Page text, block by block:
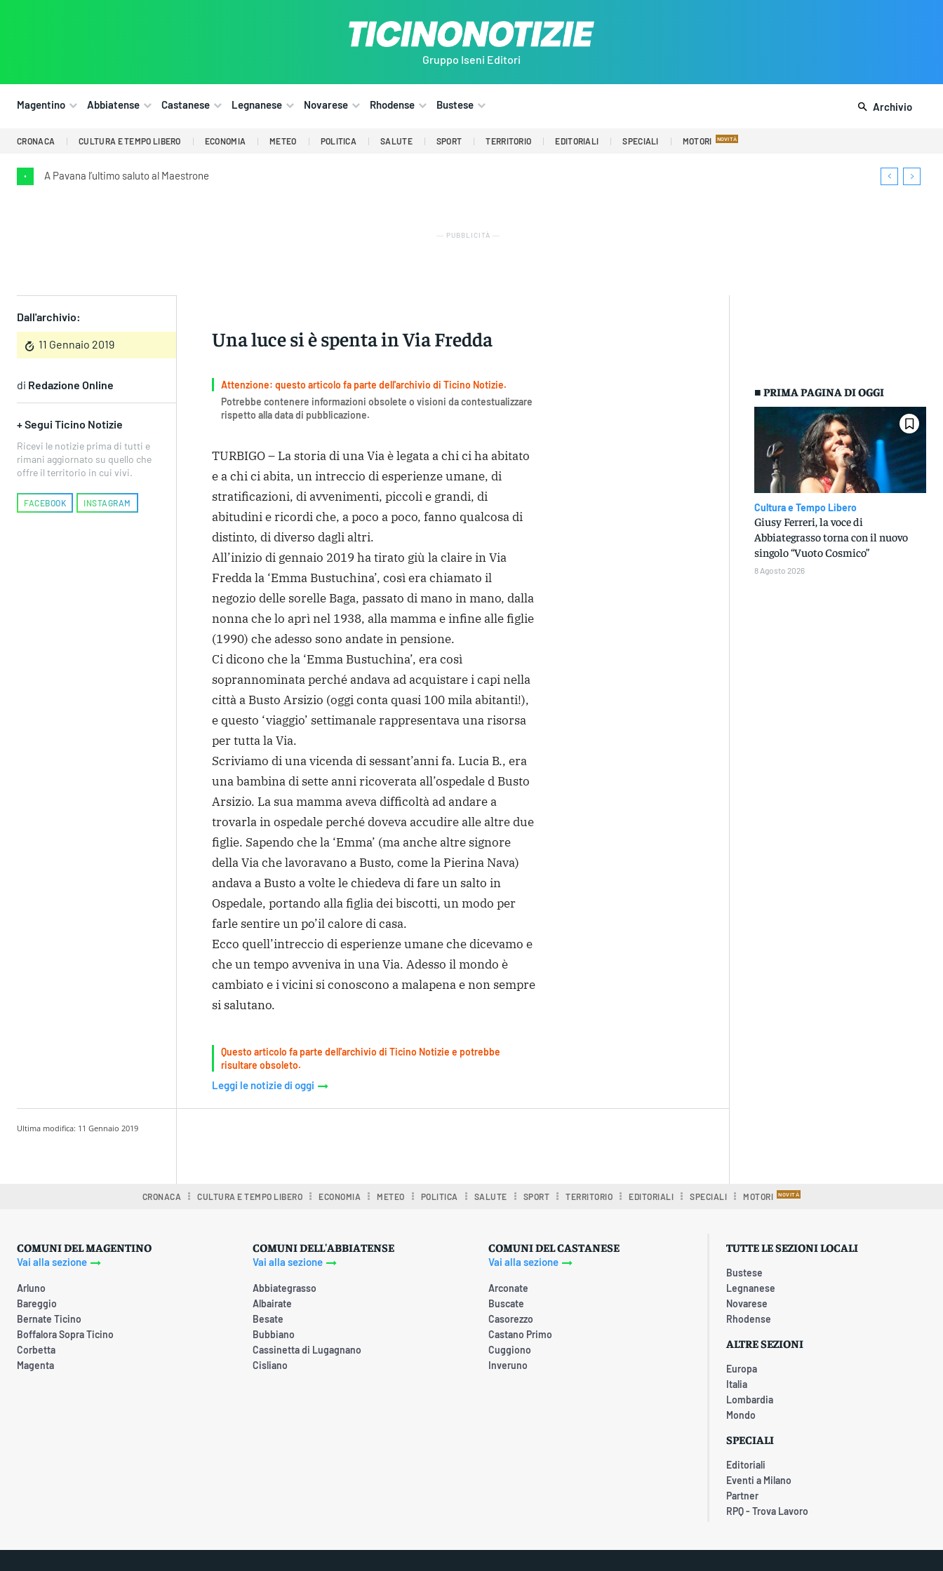
Gruppo Iseni Editori
Magentino Abbiatense Castanese Legnanese Novarese Rhodense Bustese Archivio
CRONACA CULTURA E TEMPO LIBERO ECONOMIA METEO POLITICA SALUTE SPORT TERRITORIO EDITORIALI SPECIALI MOTORI
• A Pavana l’ultimo saluto al Maestrone
― PUBBLICITÀ ―
Dall'archivio:
11 Gennaio 2019 Una luce si è spenta in Via Fredda
di Redazione Online
+ Segui Ticino Notizie
Ricevi le notizie prima di tutti e
rimani aggiornato su quello che
offre il territorio in cui vivi.
FACEBOOK INSTAGRAM
Attenzione: questo articolo fa parte dell'archivio di Ticino Notizie.
Potrebbe contenere informazioni obsolete o visioni da contestualizzare
rispetto alla data di pubblicazione.
TURBIGO – La storia di una Via è legata a chi ci ha abitato
e a chi ci abita, un intreccio di esperienze umane, di
stratificazioni, di avvenimenti, piccoli e grandi, di
abitudini e ricordi che, a poco a poco, fanno qualcosa di
distinto, di diverso dagli altri.
All’inizio di gennaio 2019 ha tirato giù la claire in Via
Fredda la ‘Emma Bustuchina’, così era chiamato il
negozio delle sorelle Baga, passato di mano in mano, dalla
nonna che lo aprì nel 1938, alla mamma e infine alle figlie
(1990) che adesso sono andate in pensione.
Ci dicono che la ‘Emma Bustuchina’, era così
soprannominata perché andava ad acquistare i capi nella
città a Busto Arsizio (oggi conta quasi 100 mila abitanti!),
e questo ‘viaggio’ settimanale rappresentava una risorsa
per tutta la Via.
Scriviamo di una vicenda di sessant’anni fa. Lucia B., era
una bambina di sette anni ricoverata all’ospedale d Busto
Arsizio. La sua mamma aveva difficoltà ad andare a
trovarla in ospedale perché doveva accudire alle altre due
figlie. Sapendo che la ‘Emma’ (ma anche altre signore
della Via che lavoravano a Busto, come la Pierina Nava)
andava a Busto a volte le chiedeva di fare un salto in
Ospedale, portando alla figlia dei biscotti, un modo per
farle sentire un po’il calore di casa.
Ecco quell’intreccio di esperienze umane che dicevamo e
che un tempo avveniva in una Via. Adesso il mondo è
cambiato e i vicini si conoscono a malapena e non sempre
si salutano.
Questo articolo fa parte dell'archivio di Ticino Notizie e potrebbe
risultare obsoleto.
Leggi le notizie di oggi
■ PRIMA PAGINA DI OGGI
Cultura e Tempo Libero
Giusy Ferreri, la voce di
Abbiategrasso torna con il nuovo
singolo “Vuoto Cosmico”
8 Agosto 2026
Ultima modifica: 11 Gennaio 2019
CRONACA CULTURA E TEMPO LIBERO ECONOMIA METEO POLITICA SALUTE SPORT TERRITORIO EDITORIALI SPECIALI MOTORI
COMUNI DEL MAGENTINO
Vai alla sezione
Arluno
Bareggio
Bernate Ticino
Boffalora Sopra Ticino
Corbetta
Magenta
COMUNI DELL'ABBIATENSE
Vai alla sezione
Abbiategrasso
Albairate
Besate
Bubbiano
Cassinetta di Lugagnano
Cisliano
COMUNI DEL CASTANESE
Vai alla sezione
Arconate
Buscate
Casorezzo
Castano Primo
Cuggiono
Inveruno
TUTTE LE SEZIONI LOCALI
Bustese
Legnanese
Novarese
Rhodense
ALTRE SEZIONI
Europa
Italia
Lombardia
Mondo
SPECIALI
Editoriali
Eventi a Milano
Partner
RPQ - Trova Lavoro